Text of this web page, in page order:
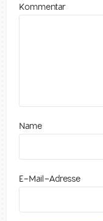
Kommentar
Name
E-Mail-Adresse